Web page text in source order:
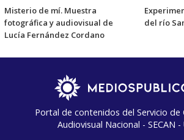
Misterio de mí. Muestra
fotográfica y audiovisual de
Lucía Fernández Cordano
del río
Portal de contenidos del Servicio de
Audiovisual Nacional - SECAN -